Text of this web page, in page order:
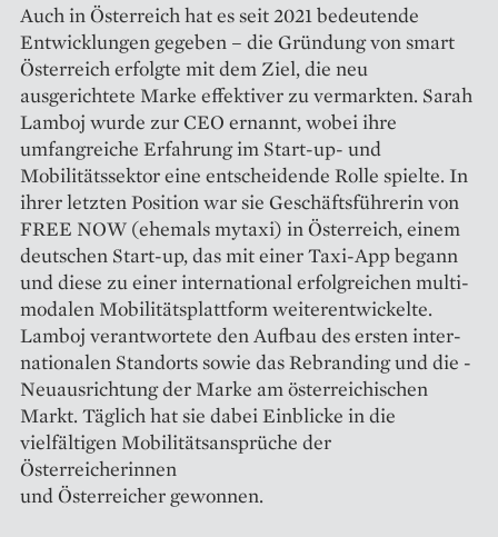
Auch in Österreich hat es seit 2021 bedeutende
Entwicklungen gegeben – die Gründung von smart
Österreich erfolgte mit dem Ziel, die neu
ausgerichtete Marke effektiver zu vermarkten. Sarah
Lamboj wurde zur CEO ernannt, wobei ihre
umfangreiche Erfahrung im Start-up- und
Mobilitätssektor eine entscheidende Rolle spielte. In
ihrer letzten Position war sie Geschäftsführerin von
FREE NOW (ehemals mytaxi) in Österreich, einem
deutschen Start-up, das mit einer Taxi-App begann
und diese zu einer international erfolgreichen multi­
modalen Mobilitätsplattform weiterentwickelte.
Lamboj ­verantwortete den Aufbau des ersten inter­­
nationalen Standorts sowie das Re­branding und die ­
Neuausrichtung der Marke am österreichischen
Markt. Täglich hat sie dabei Einblicke in die
vielfältigen Mobilitäts­ansprüche der
Österreicherinnen
und Österreicher gewonnen.